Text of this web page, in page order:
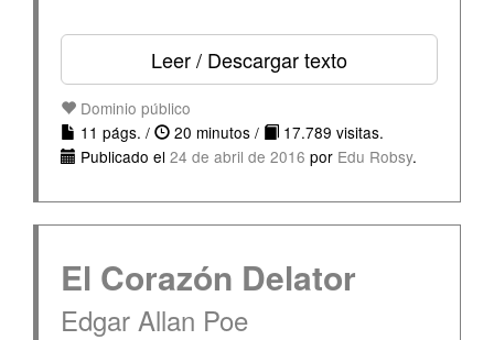
Leer / Descargar texto
Dominio público
11 págs. /
20 minutos /
17.789 visitas.
Publicado el 24 de abril de 2016 por Edu Robsy.
El Corazón Delator
Edgar Allan Poe